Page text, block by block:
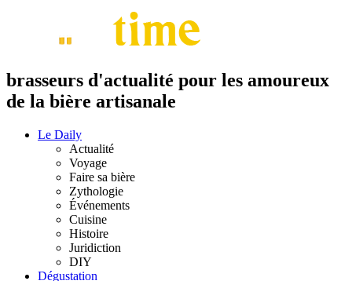
brasseurs d'actualité pour les amoureux
de la bière artisanale
Le Daily
Actualité
Voyage
Faire sa bière
Zythologie
Événements
Cuisine
Histoire
Juridiction
DIY
Dégustation